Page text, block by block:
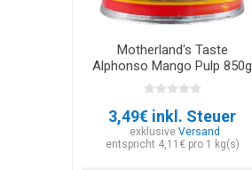
Motherland's Taste
Alphonso Mango Pulp 850g
3,49€ inkl. Steuer
exklusive Versand
entspricht 4,11€ pro 1 kg(s)